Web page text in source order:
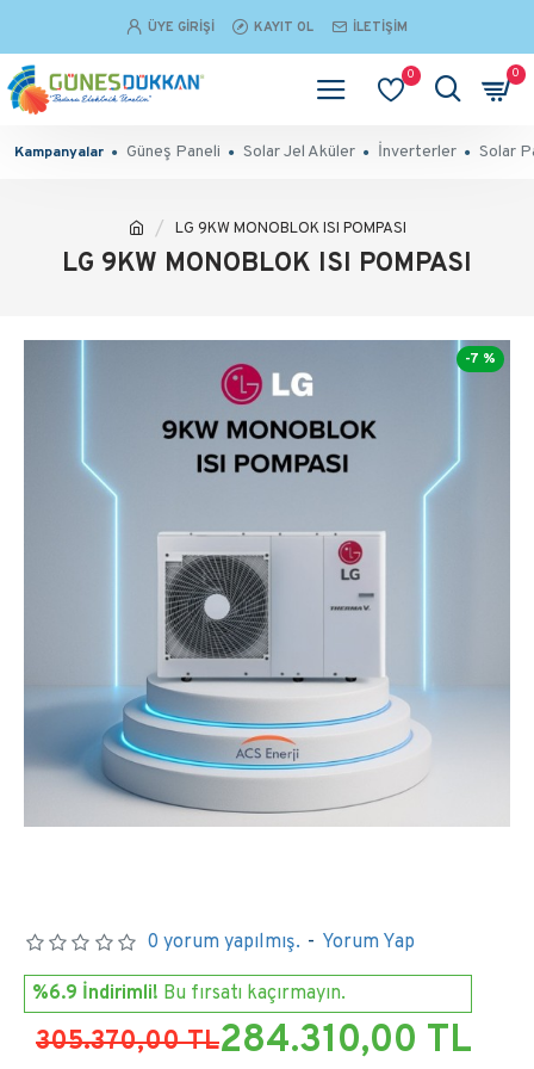
ÜYE GIRIŞI KAYIT OL İLETIŞIM
0 0
Kampanyalar Güneş Paneli Solar Jel Aküler İnverterler Solar
LG 9KW MONOBLOK ISI POMPASI
LG 9KW MONOBLOK ISI POMPASI
-7 %
0 yorum yapılmış. - Yorum Yap
%6.9 İndirimli! Bu fırsatı kaçırmayın.
305.370,00 TL284.310,00 TL